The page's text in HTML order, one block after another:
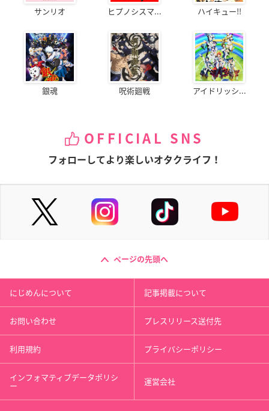
サンリオ ヒプノシスマ... ハイキュー!!
銀魂 呪術廻戦 アイドリッシ...
OFFICIAL SNS
フォローしてより楽しいオタクライフ！
ページの先頭へ
にじめんについて 記事掲載について
お問い合わせ プレスリリース送付先
利用規約 プライバシーポリシー
インフォマティブデータポリシ
ー 運営会社